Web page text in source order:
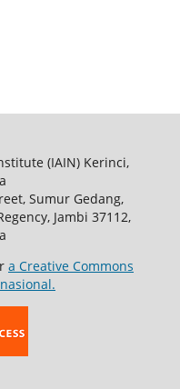
(IAIN) Kerinci,
Sumur Gedang,
Jambi 37112,
a Creative Commons